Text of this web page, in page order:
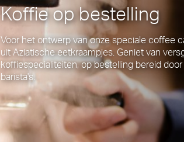
Koffie op bestelling
Voor het ontwerp van onze speciale coffee
uit Aziatische eetkraampjes. Geniet van
koffiespecialiteiten, op bestelling bereid
barista's.